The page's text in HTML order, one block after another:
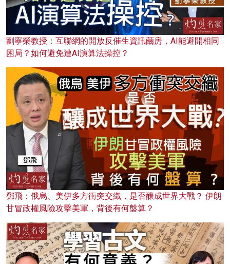
劉寧榮教授：互聯網的開放反催生資訊繭房，AI能避開相同
困局？如何避免遭AI演算法操控？
鄧飛：俄烏、美伊多方衝突交織，是否釀成世界大戰？ 伊朗
甘冒政權風險攻擊美軍，背後有何盤算？